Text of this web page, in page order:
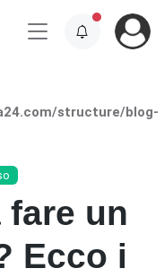
structure/blog-
fare un
Ecco i